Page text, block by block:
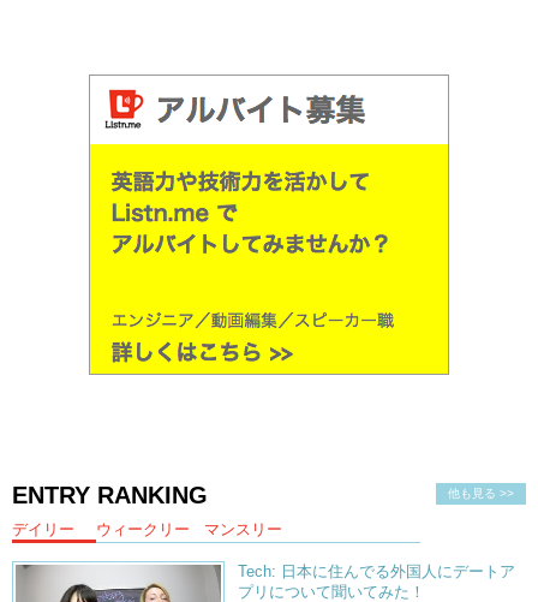
他も見る >>
ENTRY RANKING
デイリー ウィークリー マンスリー
Tech: 日本に住んでる外国人にデートア
プリについて聞いてみた！